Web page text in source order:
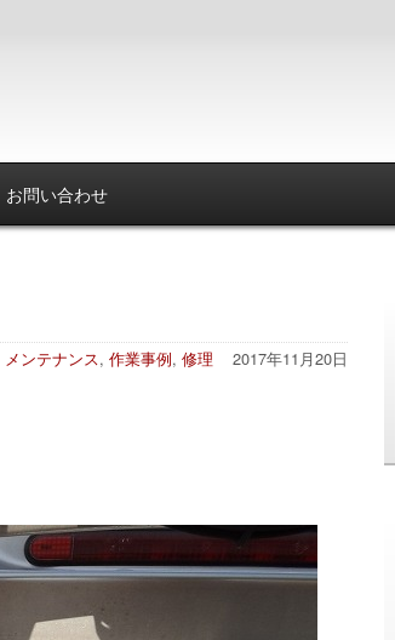
お問い合わせ
2017年11月20日
メンテナンス, 作業事例, 修理